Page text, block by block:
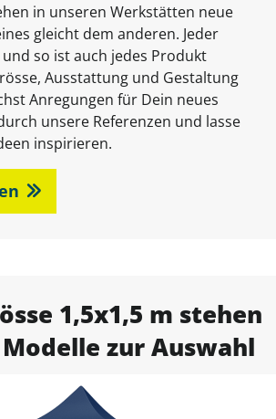
in unseren Werkstätten neue
gleicht dem anderen. Jeder
so ist auch jedes Produkt
Ausstattung und Gestaltung
Anregungen für Dein neues
unsere Referenzen und lasse
inspirieren.
1,5x1,5 m stehen
zur Auswahl